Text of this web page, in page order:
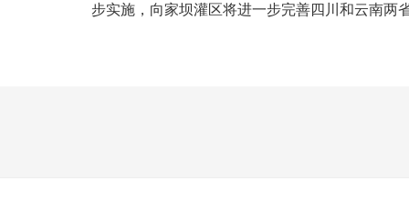
步实施，向家坝灌区将进一步完善四川和云南两